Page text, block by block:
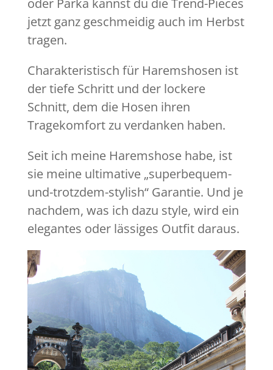
oder Parka kannst du die Trend-Pieces
jetzt ganz geschmeidig auch im Herbst
tragen.
Charakteristisch für Haremshosen ist
der tiefe Schritt und der lockere
Schnitt, dem die Hosen ihren
Tragekomfort zu verdanken haben.
Seit ich meine Haremshose habe, ist
sie meine ultimative „superbequem-
und-trotzdem-stylish“ Garantie. Und je
nachdem, was ich dazu style, wird ein
elegantes oder lässiges Outfit daraus.